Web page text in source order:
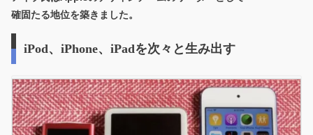
確固たる地位を築きました。
iPod、iPhone、iPadを次々と生み出す